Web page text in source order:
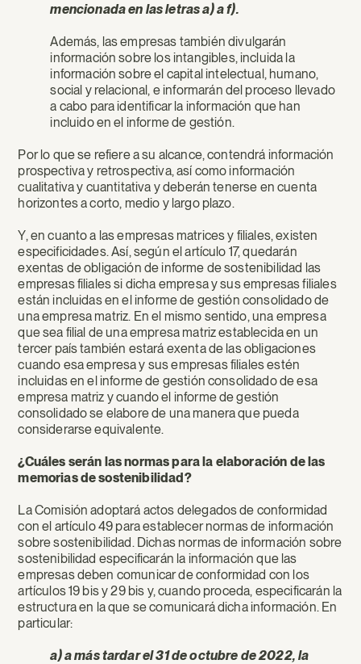
mencionada en las letras a) a f).
Además, las empresas también divulgarán
información sobre los intangibles, incluida la
información sobre el capital intelectual, humano,
social y relacional, e informarán del proceso llevado
a cabo para identificar la información que han
incluido en el informe de gestión.
Por lo que se refiere a su alcance, contendrá información
prospectiva y retrospectiva, así como información
cualitativa y cuantitativa y deberán tenerse en cuenta
horizontes a corto, medio y largo plazo.
Y, en cuanto a las empresas matrices y filiales, existen
especificidades. Así, según el artículo 17, quedarán
exentas de obligación de informe de sostenibilidad las
empresas filiales si dicha empresa y sus empresas filiales
están incluidas en el informe de gestión consolidado de
una empresa matriz. En el mismo sentido, una empresa
que sea filial de una empresa matriz establecida en un
tercer país también estará exenta de las obligaciones
cuando esa empresa y sus empresas filiales estén
incluidas en el informe de gestión consolidado de esa
empresa matriz y cuando el informe de gestión
consolidado se elabore de una manera que pueda
considerarse equivalente.
¿Cuáles serán las normas para la elaboración de las
memorias de sostenibilidad?
La Comisión adoptará actos delegados de conformidad
con el artículo 49 para establecer normas de información
sobre sostenibilidad. Dichas normas de información sobre
sostenibilidad especificarán la información que las
empresas deben comunicar de conformidad con los
artículos 19 bis y 29 bis y, cuando proceda, especificarán la
estructura en la que se comunicará dicha información. En
particular:
a) a más tardar el 31 de octubre de 2022, la